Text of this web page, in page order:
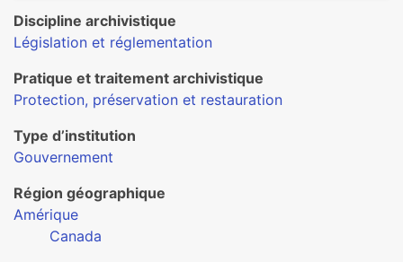
Discipline archivistique
Législation et réglementation
Pratique et traitement archivistique
Protection, préservation et restauration
Type d’institution
Gouvernement
Région géographique
Amérique
Canada